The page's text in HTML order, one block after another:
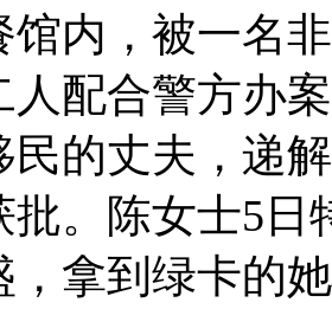
馆内，被一名
人配合警方办
民的丈夫，递
批。陈女士5日
，拿到绿卡的